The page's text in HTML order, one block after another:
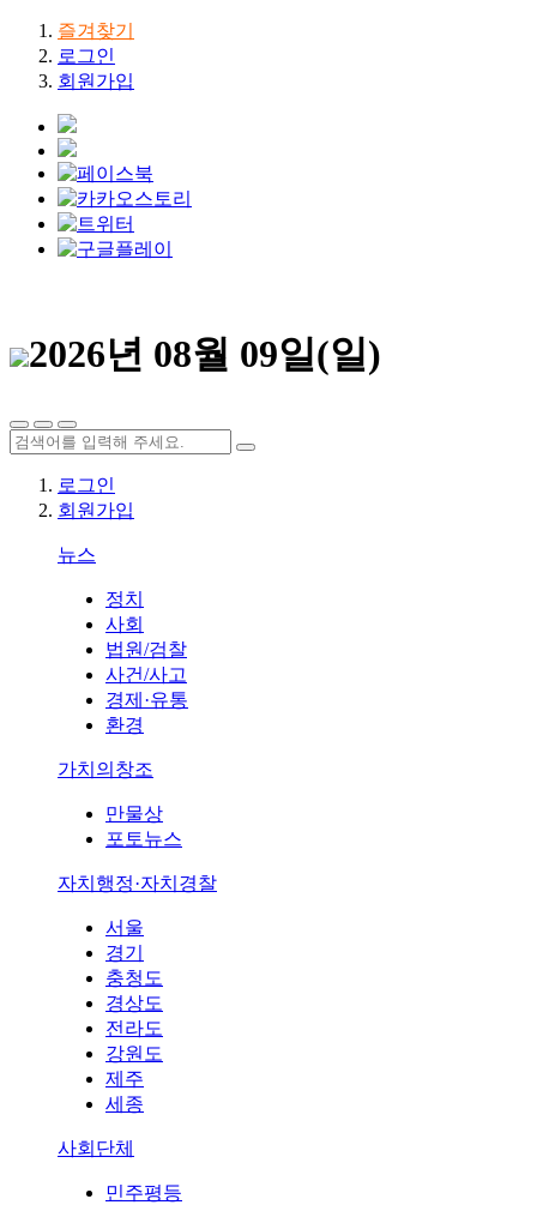
즐겨찾기
로그인
회원가입
2026년 08월 09일(일)
로그인
회원가입
뉴스
정치
사회
법원/검찰
사건/사고
경제·유통
환경
가치의창조
만물상
포토뉴스
자치행정·자치경찰
서울
경기
충청도
경상도
전라도
강원도
제주
세종
사회단체
민주평등